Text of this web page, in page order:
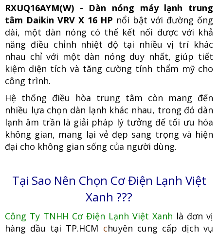
RXUQ16AYM(W) - Dàn nóng máy lạnh trung
tâm Daikin VRV X 16 HP nổi bật với đường ống
dài, một dàn nóng có thể kết nối được với khả
năng điều chỉnh nhiệt độ tại nhiều vị trí khác
nhau chỉ với một dàn nóng duy nhất, giúp tiết
kiệm diện tích và tăng cường tính thẩm mỹ cho
công trình.
Hệ thống điều hòa trung tâm còn mang đến
nhiều lựa chọn dàn lạnh khác nhau, trong đó dàn
lạnh âm trần là giải pháp lý tưởng để tối ưu hóa
không gian, mang lại vẻ đẹp sang trọng và hiện
đại cho không gian sống của người dùng.
Tại Sao Nên Chọn Cơ Điện Lạnh Việt
Xanh ???
Công Ty TNHH Cơ Điện Lạnh Việt Xanh là đơn vị
hàng đầu tại TP.HCM chuyên cung cấp dịch vụ